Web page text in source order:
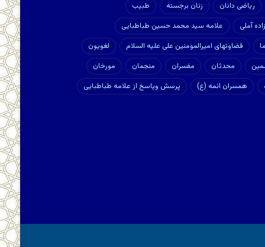
ریاضی دانان
زنان برجسته
طبیب
آملی
علامه سید محمد حسین طباطبایی
قضاوتهای امیرالمومنین علی علیه السلام
لغویون
محدثان مفسران منجمان
مورخان
همسران ائمه (ع) پرسش وپاسخ از علامه طباطبایی